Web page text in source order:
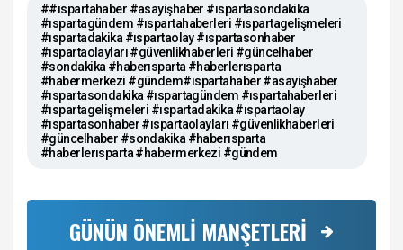
##ıspartahaber #asayişhaber #ıspartasondakika
#ıspartagündem #ıspartahaberleri #ıspartagelişmeleri
#ıspartadakika #ıspartaolay #ıspartasonhaber
#ıspartaolayları #güvenlikhaberleri #güncelhaber
#sondakika #haberısparta #haberlerısparta
#habermerkezi #gündem#ıspartahaber #asayişhaber
#ıspartasondakika #ıspartagündem #ıspartahaberleri
#ıspartagelişmeleri #ıspartadakika #ıspartaolay
#ıspartasonhaber #ıspartaolayları #güvenlikhaberleri
#güncelhaber #sondakika #haberısparta
#haberlerısparta #habermerkezi #gündem
GÜNÜN ÖNEMLİ MANŞETLERİ